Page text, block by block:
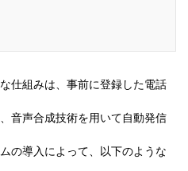
仕組みは、事前に登録した電話
音声合成技術を用いて自動発信
の導入によって、以下のような